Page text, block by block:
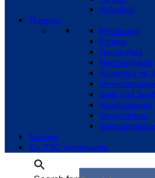
Volleyball
Themen
Ernährung
Fitness
Gesundheit
Nachhaltigkeit
Sicherheit im
Spiel und
Vereinsjugend
Vereinsleben
Termine
Zur TSC Vereinsseite